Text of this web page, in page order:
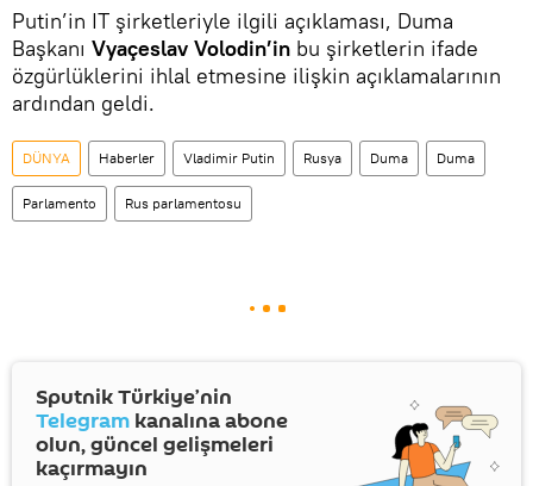
Putin’in IT şirketleriyle ilgili açıklaması, Duma
Başkanı Vyaçeslav Volodin’in bu şirketlerin ifade
özgürlüklerini ihlal etmesine ilişkin açıklamalarının
ardından geldi.
DÜNYA Haberler Vladimir Putin Rusya Duma Duma
Parlamento Rus parlamentosu
Sputnik Türkiye’nin
Telegram kanalına abone
olun, güncel gelişmeleri
kaçırmayın